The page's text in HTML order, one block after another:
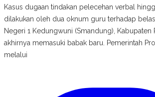
Kasus dugaan tindakan pelecehan verbal
dilakukan oleh dua oknum guru terhadap
Negeri 1 Kedungwuni (Smandung), Kabupaten
akhirnya memasuki babak baru. Pemerintah
melalui